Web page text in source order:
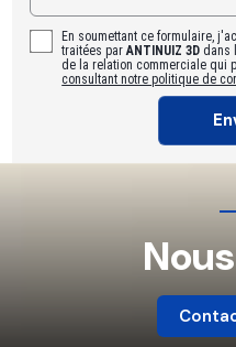
En soumettant ce formulaire,
traitées parANTINUIZ 3D dans
de la relation commerciale qui
consultant notre politique de